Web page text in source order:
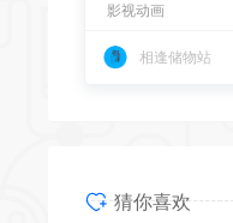
影视动画
相逢储物站
猜你喜欢